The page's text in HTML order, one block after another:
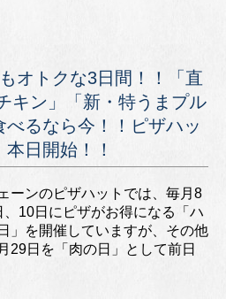
オトクな3日間！！「直
キン」「新・特うまプル
べるなら今！！ピザハッ
本日開始！！
ーンのピザハットでは、毎月8
、10日にピザがお得になる「ハ
」を開催していますが、その他
29日を「肉の日」として前日